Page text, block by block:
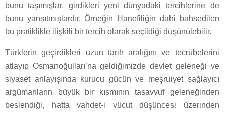
bunu taşımışlar, girdikleri yeni dünyadaki tercihlerine de
bunu yansıtmışlardır. Örneğin Hanefiliğin dahi bahsedilen
bu pratiklikle ilişkili bir tercih olarak seçildiği düşünülebilir.
Türklerin geçirdikleri uzun tarih aralığını ve tecrübelerini
atlayıp Osmanoğulları’na geldiğimizde devlet geleneği ve
siyaset anlayışında kurucu gücün ve meşruiyet sağlayıcı
argümanların büyük bir kısmının tasavvuf geleneğinden
beslendiği, hatta vahdet-i vücut düşüncesi üzerinden